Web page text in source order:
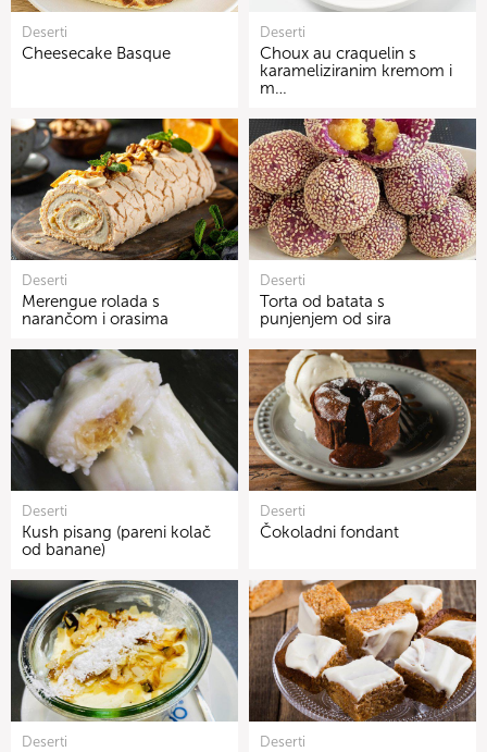
Deserti
Cheesecake Basque
Deserti
Choux au craquelin s
karameliziranim kremom i
m…
Deserti
Merengue rolada s
narančom i orasima
Deserti
Torta od batata s
punjenjem od sira
Deserti
Kush pisang (pareni kolač
od banane)
Deserti
Čokoladni fondant
Deserti Deserti